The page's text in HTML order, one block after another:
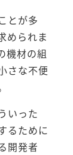
とが多
められま
機材の組
さな不便
いった
るために
開発者